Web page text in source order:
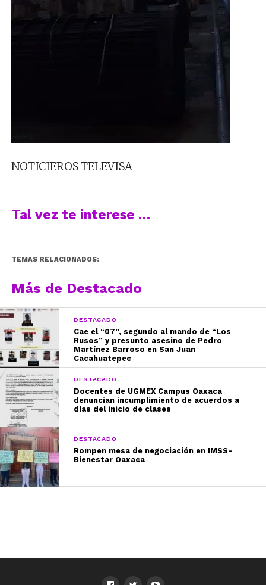
NOTICIEROS TELEVISA
Tal vez te interese …
TEMAS RELACIONADOS:
Más de Destacado
DESTACADO
Cae el “07”, segundo al mando de “Los
Rusos” y presunto asesino de Pedro
Martínez Barroso en San Juan
Cacahuatepec
DESTACADO
Docentes de UGMEX Campus Oaxaca
denuncian incumplimiento de acuerdos a
días del inicio de clases
DESTACADO
Rompen mesa de negociación en IMSS-
Bienestar Oaxaca